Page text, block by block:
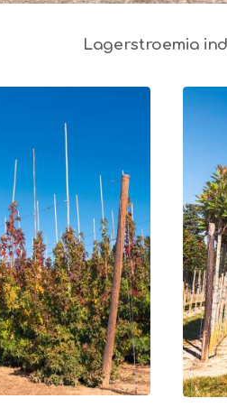
Lagerstroemia